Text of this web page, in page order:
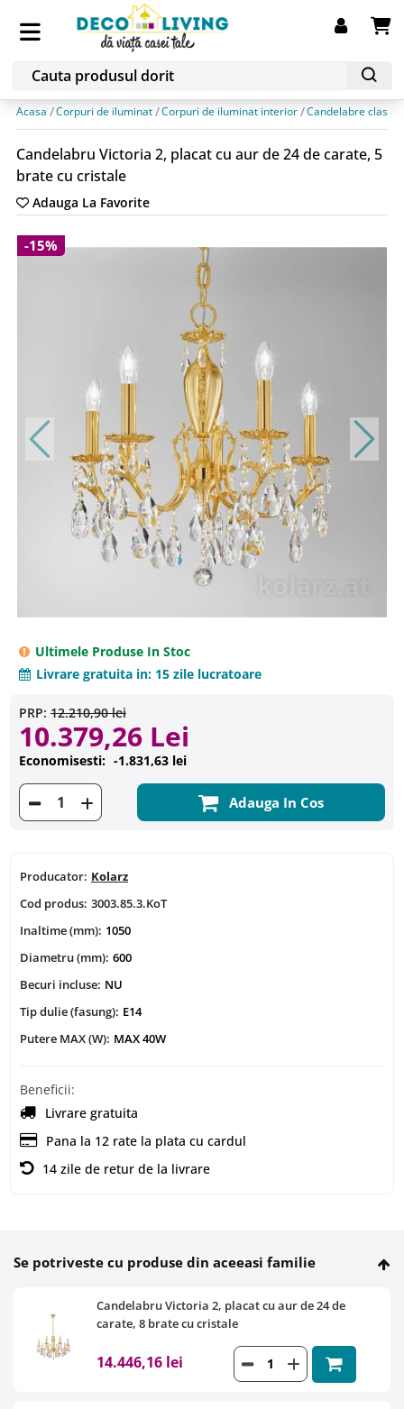
Acasa Corpuri de iluminat Corpuri de iluminat interior Candelabre clasice
Candelabru Victoria 2, placat cu aur de 24 de carate, 5
brate cu cristale
Adauga La Favorite
-15%
Producator: Kolarz
Cod produs: 3003.85.3.KoT
Inaltime (mm): 1050
Diametru (mm): 600
Becuri incluse: NU
Tip dulie (fasung): E14
Putere MAX (W): MAX 40W
Beneficii:
Livrare gratuita
Pana la 12 rate la plata cu cardul
14 zile de retur de la livrare
Ultimele Produse In Stoc
Livrare gratuita in: 15 zile lucratoare
PRP: 12.210,90 lei
10.379,26 Lei
Economisesti: -1.831,63 lei
Adauga In Cos
Se potriveste cu produse din aceeasi familie
Candelabru Victoria 2, placat cu aur de 24 de
carate, 8 brate cu cristale
14.446,16 lei